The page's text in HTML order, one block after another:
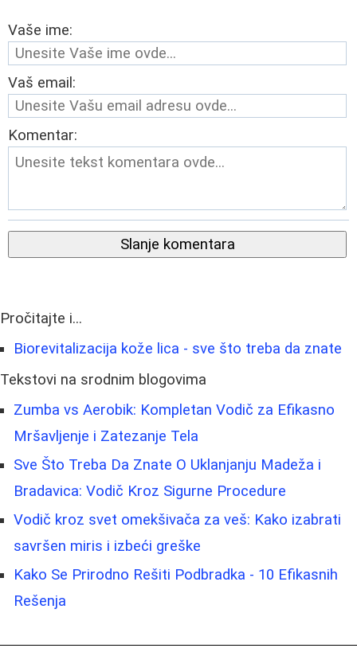
Vaše ime:
Vaš email:
Komentar:
Slanje komentara
Pročitajte i...
Biorevitalizacija kože lica - sve što treba da znate
Tekstovi na srodnim blogovima
Zumba vs Aerobik: Kompletan Vodič za Efikasno
Mršavljenje i Zatezanje Tela
Sve Što Treba Da Znate O Uklanjanju Madeža i
Bradavica: Vodič Kroz Sigurne Procedure
Vodič kroz svet omekšivača za veš: Kako izabrati
savršen miris i izbeći greške
Kako Se Prirodno Rešiti Podbradka - 10 Efikasnih
Rešenja